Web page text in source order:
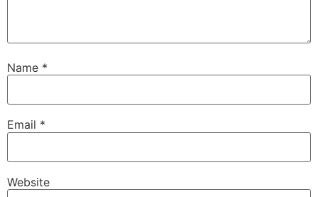
Name *
Email *
Website